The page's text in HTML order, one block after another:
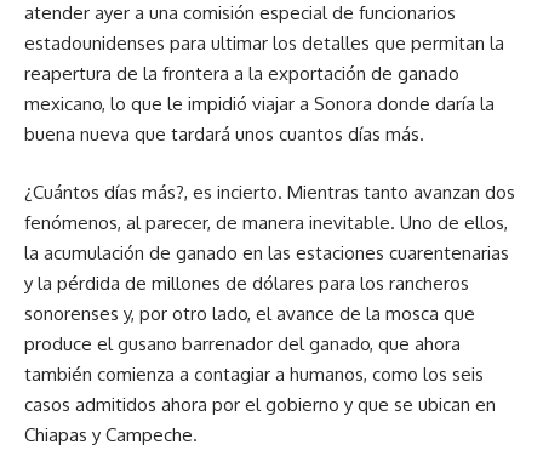
atender ayer a una comisión especial de funcionarios
estadounidenses para ultimar los detalles que permitan la
reapertura de la frontera a la exportación de ganado
mexicano, lo que le impidió viajar a Sonora donde daría la
buena nueva que tardará unos cuantos días más.
¿Cuántos días más?, es incierto. Mientras tanto avanzan dos
fenómenos, al parecer, de manera inevitable. Uno de ellos,
la acumulación de ganado en las estaciones cuarentenarias
y la pérdida de millones de dólares para los rancheros
sonorenses y, por otro lado, el avance de la mosca que
produce el gusano barrenador del ganado, que ahora
también comienza a contagiar a humanos, como los seis
casos admitidos ahora por el gobierno y que se ubican en
Chiapas y Campeche.